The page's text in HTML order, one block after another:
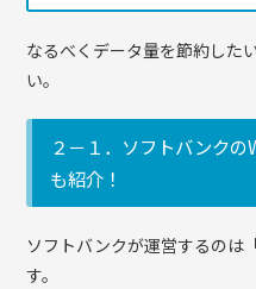
なるべくデータ量を節約した
い。
２－１．ソフトバンク
も紹介！
ソフトバンクが運営するのは
す。